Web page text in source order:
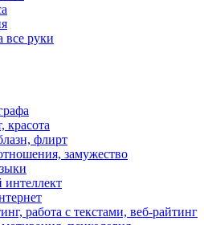
все руки
красота
флирт
замужество
работа с текстами, веб-райтинг